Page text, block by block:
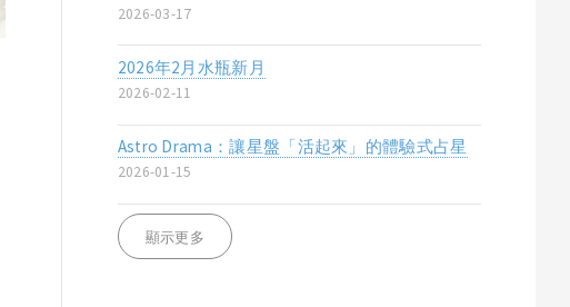
2026-03-17
2026年2月水瓶新月
2026-02-11
Astro Drama：讓星盤「活起來」的體驗式占星
2026-01-15
顯示更多